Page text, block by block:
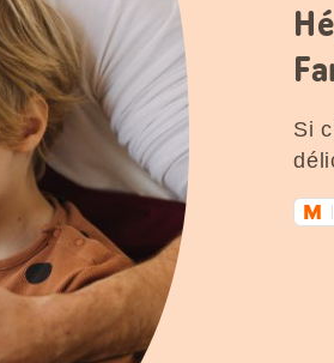
Si